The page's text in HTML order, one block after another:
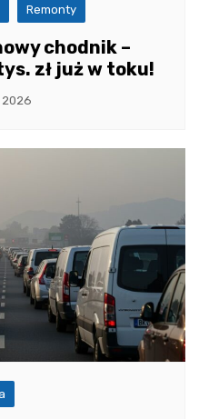
Remonty
chodnik –
zł już w toku!